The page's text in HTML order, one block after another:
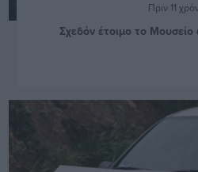
Πριν 11
Σχεδόν έτοιμο το